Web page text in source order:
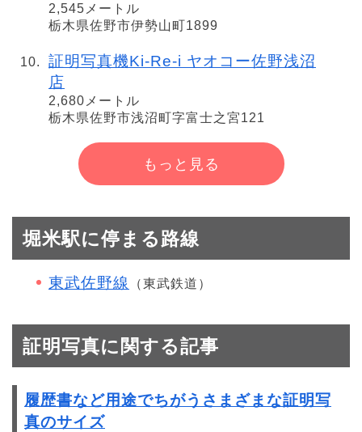
2,545メートル
栃木県佐野市伊勢山町1899
証明写真機Ki-Re-i ヤオコー佐野浅沼
店
2,680メートル
栃木県佐野市浅沼町字富士之宮121
もっと見る
堀米駅に停まる路線
東武佐野線 （東武鉄道）
証明写真に関する記事
履歴書など用途でちがうさまざまな証明写
真のサイズ